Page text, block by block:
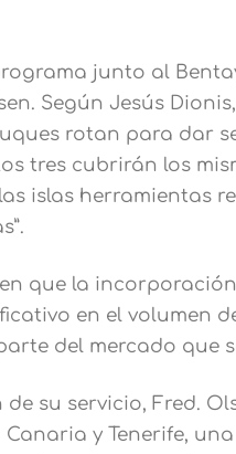
junto al
Según Jesús
rotan para dar
tres cubrirán los
islas herramientas
que la
en el volumen
del mercado que
su servicio, Fred.
y Tenerife,